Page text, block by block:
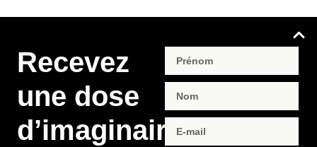
Recevez
une dose
d’imaginaire